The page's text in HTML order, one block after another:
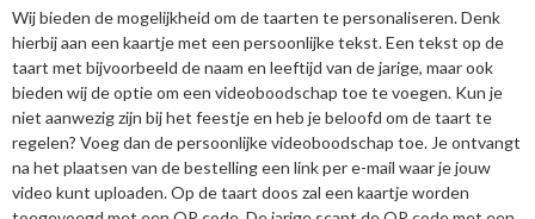
Wij bieden de mogelijkheid om de taarten te personaliseren. Denk
hierbij aan een kaartje met een persoonlijke tekst. Een tekst op de
taart met bijvoorbeeld de naam en leeftijd van de jarige, maar ook
bieden wij de optie om een videoboodschap toe te voegen. Kun je
niet aanwezig zijn bij het feestje en heb je beloofd om de taart te
regelen? Voeg dan de persoonlijke videoboodschap toe. Je ontvangt
na het plaatsen van de bestelling een link per e-mail waar je jouw
video kunt uploaden. Op de taart doos zal een kaartje worden